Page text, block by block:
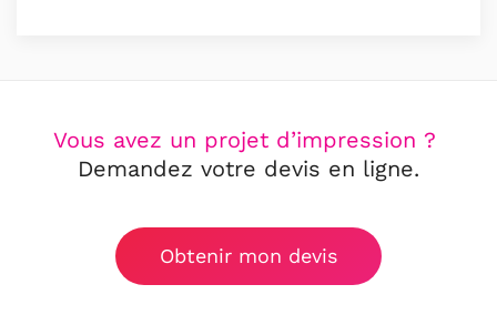
Vous avez un projet d’impression ?
Demandez votre devis en ligne.
Obtenir mon devis